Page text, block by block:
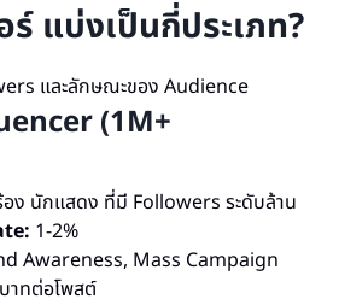
แบ่งเป็นกี่ประเภท?
และลักษณะของ Audience
(1M+
อง นักแสดง ที่มี Followers ระดับล้าน
1-2%
Awareness, Mass Campaign
าทต่อโพสต์